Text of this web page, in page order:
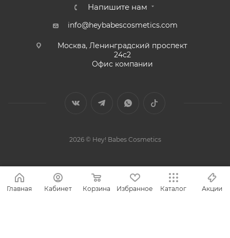
Напишите нам
info@heybabescosmetics.com
Москва, Ленинградский проспект
24с2
Офис компании
2026 © Hey! Babes Cosmetics
Главная Кабинет Корзина Избранное Каталог Акции